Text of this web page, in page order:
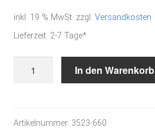
inkl. 19 % MwSt. zzgl. Versandkosten
Lieferzeit: 2-7 Tage*
In den Warenkorb
Artikelnummer: 3523-660